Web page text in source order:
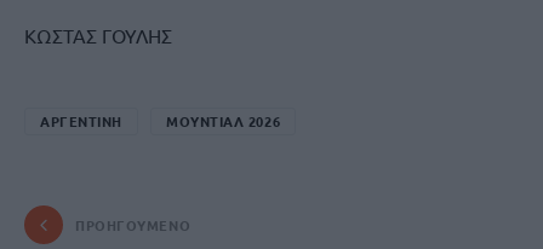
ΚΩΣΤΑΣ ΓΟΥΛΗΣ
ΑΡΓΕΝΤΙΝΗ ΜΟΥΝΤΙΑΛ 2026
ΠΡΟΗΓΟΎΜΕΝΟ